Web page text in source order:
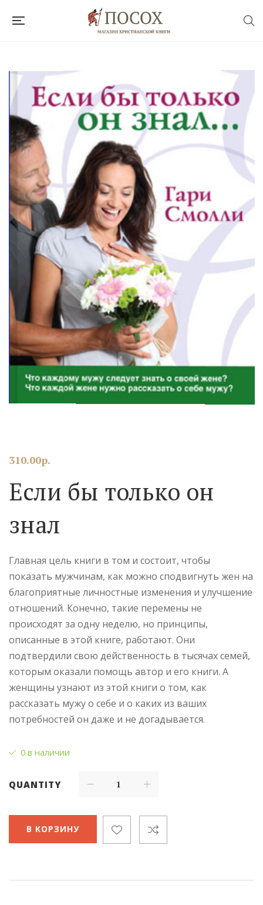
310.00р.
Если бы только он
знал
Главная цель книги в том и состоит, чтобы
показать мужчинам, как можно сподвигнуть жен на
благоприятные личностные изменения и улучшение
отношений. Конечно, такие перемены не
происходят за одну неделю, но принципы,
описанные в этой книге, работают. Они
подтвердили свою действенность в тысячах семей,
которым оказали помощь автор и его книги. А
женщины узнают из этой книги о том, как
рассказать мужу о себе и о каких из ваших
потребностей он даже и не догадывается.
0 в наличии
QUANTITY
В КОРЗИНУ